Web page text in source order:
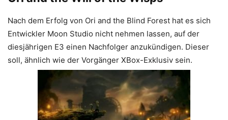
Nach dem Erfolg von Ori and the Blind Forest hat es sich
Entwickler Moon Studio nicht nehmen lassen, auf der
diesjährigen E3 einen Nachfolger anzukündigen. Dieser
soll, ähnlich wie der Vorgänger XBox-Exklusiv sein.